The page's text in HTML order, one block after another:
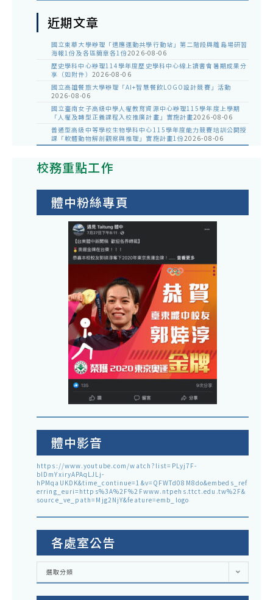
近期文章
國立東華大學辦理「適應運動共學行動站」第二階段與離島場研習
海報1份及各區簡章各1份2026-08-06
歷史學科中心辦理114學年度歷史學科中心線上讀書會暑期成果分
享（如附件） 2026-08-06
國立高雄餐旅大學辦理「AI+智慧餐飲LOGO設計競賽」活動
2026-08-06
國立臺南女子高級中學人權教育資源中心辦理115學年度上學期
「人權及轉型正義課程入校推廣計畫」實施計畫2026-08-06
普通型高級中等學校生物學科中心115學年度能力競賽培訓公開授
課「軟體動物解剖觀察與推理」實施計畫1份2026-08-06
校務重點工作
體中粉絲專頁
體中影音
https://www.youtube.com/watch?list=PLyj7F-
blDmYxiryAPAqLJLj-
hPMqaUKDK&time_continue=1&v=QFWTd08M8do&embeds_ref
erring_euri=https%3A%2F%2Fwww.ntpehs.ttct.edu.tw%2F&
source_ve_path=Mjg2NjY&feature=emb_logo
各處室公告
各
室
選取分類